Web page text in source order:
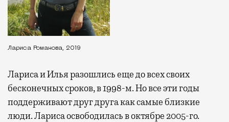
Лариса Романова, 2019
Лариса и Илья разошлись еще до всех своих
бесконечных сроков, в 1998-м. Но все эти годы
поддерживают друг друга как самые близкие
люди. Лариса освободилась в октябре 2005-го.